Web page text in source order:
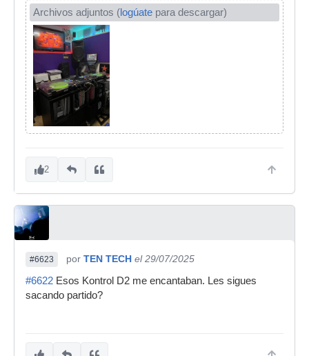
Archivos adjuntos (logúate para descargar)
2
#6623 por TEN TECH el 29/07/2025
#6622 Esos Kontrol D2 me encantaban. Les sigues
sacando partido?